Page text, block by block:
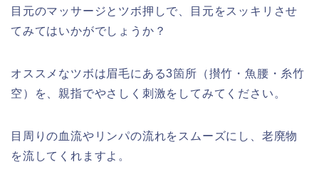
目元のマッサージとツボ押しで、目元をスッキリさせ
てみてはいかがでしょうか？
オススメなツボは眉毛にある3箇所（攅竹・魚腰・糸竹
空）を、親指でやさしく刺激をしてみてください。
目周りの血流やリンパの流れをスムーズにし、老廃物
を流してくれますよ。